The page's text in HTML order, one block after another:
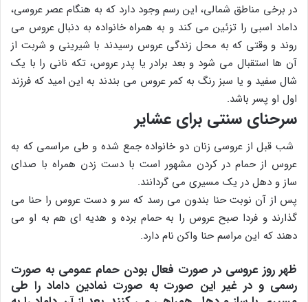
در برخی مناطق شمالی، این رسم وجود دارد که به هنگام عصر عروسی،
داماد اسبی را تزئین می کند و به همراه خانواده به دنبال عروس می
روند و وقتی که به محل زندگی عروس رسیدند با شیرینی و شربت از
آن ها استقبال می شود و بعد برادر یا پدر عروس، تکه نانی را با یک
شال سفید و یا سبز رنگ به کمر عروس می بندند به این امید که فرزند
اول او پسر باشد.
سرحنای سنتی برای عشایر
شب قبل از عروسی زنان دو خانواده جمع شده و طی مراسمی که به
عروس از حمام در کردن مشهور است با دست زدن همراه با صدای
ساز و دهل در یک مسیری می گردانند.
پس از آن نوبت حنا بندون می رسد که سر و دست عروس را حنا می
گذارند و فردا صبح عروس را به حمام برده و هدیه ای هم به او می
دهند که این مراسم حنا واکن نام دارد.
ظهر روز عروسی در صورت فعال بودن حمام عمومی به صورت
رسمی و در غیر این صورت به صورت نمادین داماد را طی